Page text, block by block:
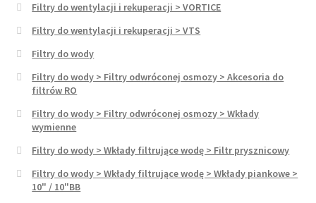
Filtry do wentylacji i rekuperacji > VORTICE
Filtry do wentylacji i rekuperacji > VTS
Filtry do wody
Filtry do wody > Filtry odwróconej osmozy > Akcesoria do
filtrów RO
Filtry do wody > Filtry odwróconej osmozy > Wkłady
wymienne
Filtry do wody > Wkłady filtrujące wodę > Filtr prysznicowy
Filtry do wody > Wkłady filtrujące wodę > Wkłady piankowe >
10" / 10"BB